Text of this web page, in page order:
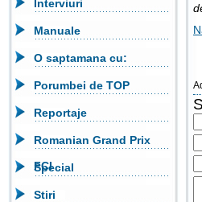
Interviuri
Manuale
O saptamana cu:
Porumbei de TOP
Reportaje
Romanian Grand Prix
FCI
Special
Stiri